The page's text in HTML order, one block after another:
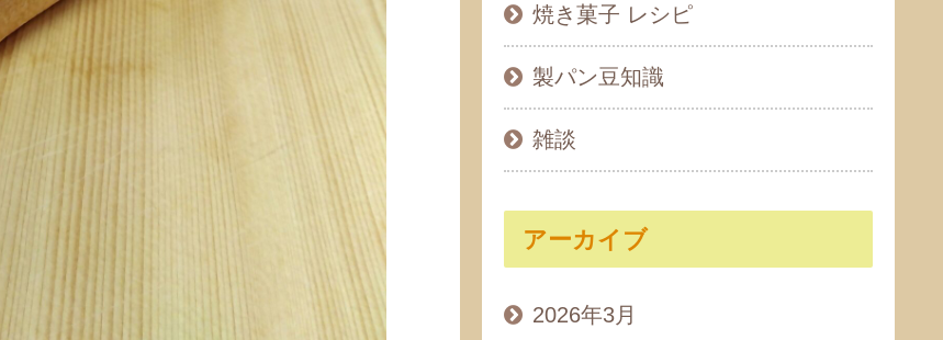
焼き菓子 レシピ
製パン豆知識
雑談
アーカイブ
2026年3月